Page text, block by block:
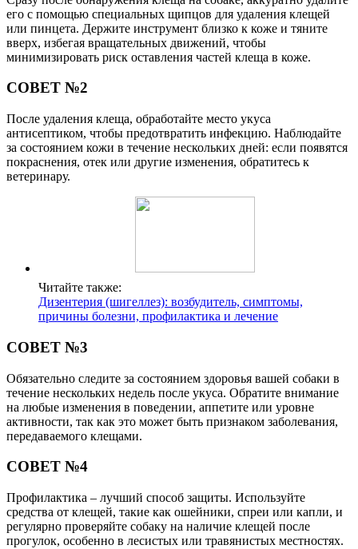
его с помощью специальных щипцов для удаления клещей
или пинцета. Держите инструмент близко к коже и тяните
вверх, избегая вращательных движений, чтобы
минимизировать риск оставления частей клеща в коже.
СОВЕТ №2
После удаления клеща, обработайте место укуса
антисептиком, чтобы предотвратить инфекцию. Наблюдайте
за состоянием кожи в течение нескольких дней: если появятся
покраснения, отек или другие изменения, обратитесь к
ветеринару.
Читайте также:
Дизентерия (шигеллез): возбудитель, симптомы,
причины болезни, профилактика и лечение
СОВЕТ №3
Обязательно следите за состоянием здоровья вашей собаки в
течение нескольких недель после укуса. Обратите внимание
на любые изменения в поведении, аппетите или уровне
активности, так как это может быть признаком заболевания,
передаваемого клещами.
СОВЕТ №4
Профилактика – лучший способ защиты. Используйте
средства от клещей, такие как ошейники, спреи или капли, и
регулярно проверяйте собаку на наличие клещей после
прогулок, особенно в лесистых или травянистых местностях.